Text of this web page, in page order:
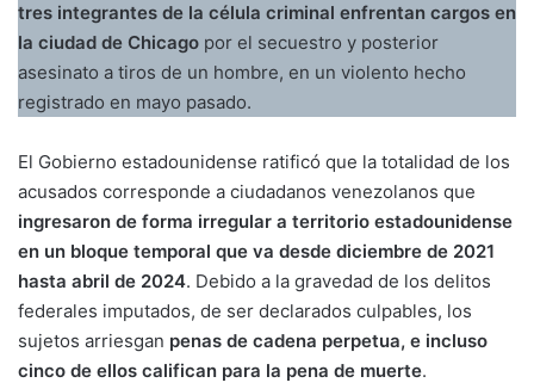
tres integrantes de la célula criminal enfrentan cargos en
la ciudad de Chicago por el secuestro y posterior
asesinato a tiros de un hombre, en un violento hecho
registrado en mayo pasado.
El Gobierno estadounidense ratificó que la totalidad de los
acusados corresponde a ciudadanos venezolanos que
ingresaron de forma irregular a territorio estadounidense
en un bloque temporal que va desde diciembre de 2021
hasta abril de 2024. Debido a la gravedad de los delitos
federales imputados, de ser declarados culpables, los
sujetos arriesgan penas de cadena perpetua, e incluso
cinco de ellos califican para la pena de muerte.